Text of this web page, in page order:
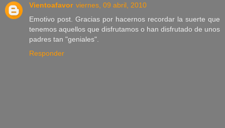
Vientoafavor viernes, 09 abril, 2010
Emotivo post. Gracias por hacernos recordar la suerte que
tenemos aquellos que disfrutamos o han disfrutado de unos
padres tan "geniales".
Responder